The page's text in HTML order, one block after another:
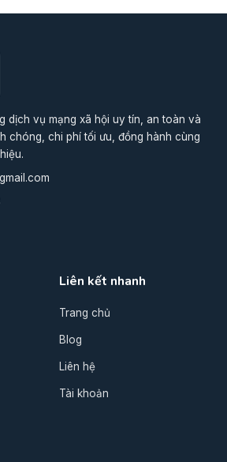
dịch vụ mạng xã hội uy tín, an toàn và
chóng, chi phí tối ưu, đồng hành cùng
Liên kết nhanh
Trang chủ
Blog
Liên hệ
Tài khoản